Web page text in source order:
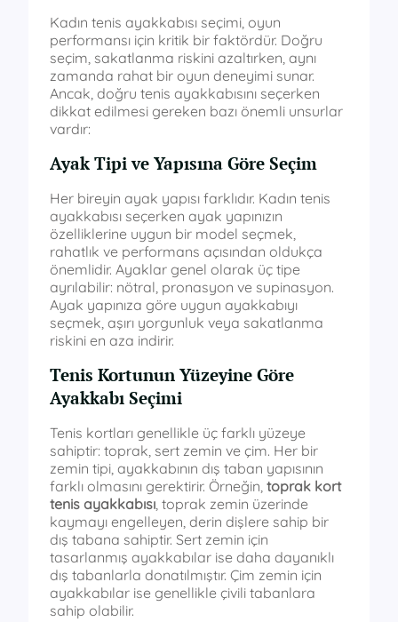
Kadın tenis ayakkabısı seçimi, oyun
performansı için kritik bir faktördür. Doğru
seçim, sakatlanma riskini azaltırken, aynı
zamanda rahat bir oyun deneyimi sunar.
Ancak, doğru tenis ayakkabısını seçerken
dikkat edilmesi gereken bazı önemli unsurlar
vardır:
Ayak Tipi ve Yapısına Göre Seçim
Her bireyin ayak yapısı farklıdır. Kadın tenis
ayakkabısı seçerken ayak yapınızın
özelliklerine uygun bir model seçmek,
rahatlık ve performans açısından oldukça
önemlidir. Ayaklar genel olarak üç tipe
ayrılabilir: nötral, pronasyon ve supinasyon.
Ayak yapınıza göre uygun ayakkabıyı
seçmek, aşırı yorgunluk veya sakatlanma
riskini en aza indirir.
Tenis Kortunun Yüzeyine Göre
Ayakkabı Seçimi
Tenis kortları genellikle üç farklı yüzeye
sahiptir: toprak, sert zemin ve çim. Her bir
zemin tipi, ayakkabının dış taban yapısının
farklı olmasını gerektirir. Örneğin, toprak kort
tenis ayakkabısı , toprak zemin üzerinde
kaymayı engelleyen, derin dişlere sahip bir
dış tabana sahiptir. Sert zemin için
tasarlanmış ayakkabılar ise daha dayanıklı
dış tabanlarla donatılmıştır. Çim zemin için
ayakkabılar ise genellikle çivili tabanlara
sahip olabilir.